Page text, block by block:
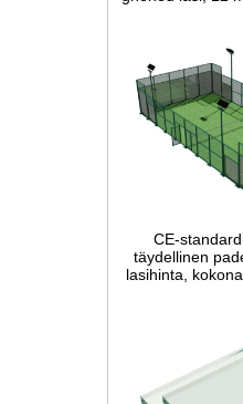
CE-
lasihinta,
myytävät